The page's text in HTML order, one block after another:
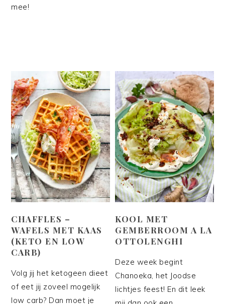
mee!
CHAFFLES –
WAFELS MET KAAS
(KETO EN LOW
CARB)
Volg jij het ketogeen dieet
of eet jij zoveel mogelijk
low carb? Dan moet je
KOOL MET
GEMBERROOM A LA
OTTOLENGHI
Deze week begint
Chanoeka, het Joodse
lichtjes feest! En dit leek